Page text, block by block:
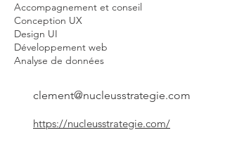
Accompagnement et conseil
Conception UX
Design UI
Développement web
Analyse de données
clement@nucleusstrategie.com
https://nucleusstrategie.com/